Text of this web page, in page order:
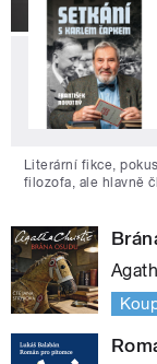
Literární fikce,
filozofa, ale hlavně